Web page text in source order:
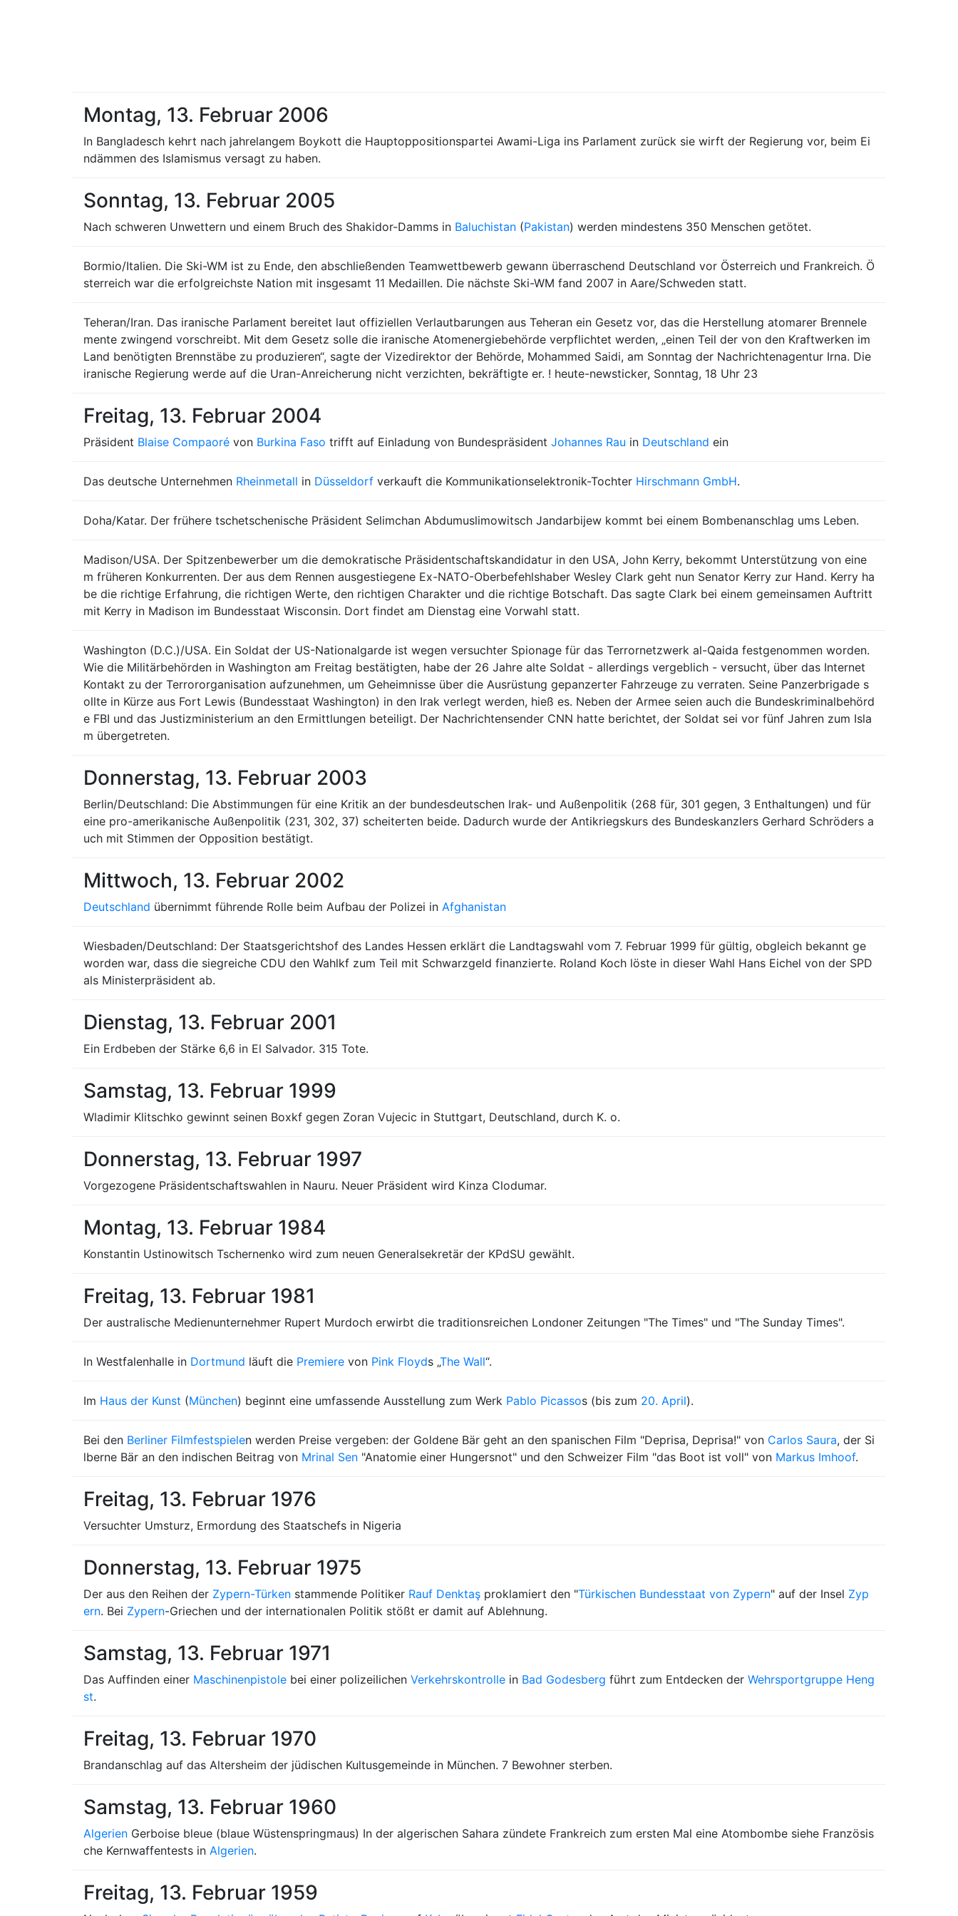
Montag, 13. Februar 2006
In Bangladesch kehrt nach jahrelangem Boykott die Hauptoppositionspartei Awami-Liga ins Parlament zurück sie wirft der Regierung vor, beim Ei
ndämmen des Islamismus versagt zu haben.
Sonntag, 13. Februar 2005
Nach schweren Unwettern und einem Bruch des Shakidor-Damms in Baluchistan (Pakistan) werden mindestens 350 Menschen getötet.
Bormio/Italien. Die Ski-WM ist zu Ende, den abschließenden Teamwettbewerb gewann überraschend Deutschland vor Österreich und Frankreich. Ö
sterreich war die erfolgreichste Nation mit insgesamt 11 Medaillen. Die nächste Ski-WM fand 2007 in Aare/Schweden statt.
Teheran/Iran. Das iranische Parlament bereitet laut offiziellen Verlautbarungen aus Teheran ein Gesetz vor, das die Herstellung atomarer Brennele
mente zwingend vorschreibt. Mit dem Gesetz solle die iranische Atomenergiebehörde verpflichtet werden, „einen Teil der von den Kraftwerken im
Land benötigten Brennstäbe zu produzieren“, sagte der Vizedirektor der Behörde, Mohammed Saidi, am Sonntag der Nachrichtenagentur Irna. Die
iranische Regierung werde auf die Uran-Anreicherung nicht verzichten, bekräftigte er. ! heute-newsticker, Sonntag, 18 Uhr 23
Freitag, 13. Februar 2004
Präsident Blaise Compaoré von Burkina Faso trifft auf Einladung von Bundespräsident Johannes Rau in Deutschland ein
Das deutsche Unternehmen Rheinmetall in Düsseldorf verkauft die Kommunikationselektronik-Tochter Hirschmann GmbH.
Doha/Katar. Der frühere tschetschenische Präsident Selimchan Abdumuslimowitsch Jandarbijew kommt bei einem Bombenanschlag ums Leben.
Madison/USA. Der Spitzenbewerber um die demokratische Präsidentschaftskandidatur in den USA, John Kerry, bekommt Unterstützung von eine
m früheren Konkurrenten. Der aus dem Rennen ausgestiegene Ex-NATO-Oberbefehlshaber Wesley Clark geht nun Senator Kerry zur Hand. Kerry ha
be die richtige Erfahrung, die richtigen Werte, den richtigen Charakter und die richtige Botschaft. Das sagte Clark bei einem gemeinsamen Auftritt
mit Kerry in Madison im Bundesstaat Wisconsin. Dort findet am Dienstag eine Vorwahl statt.
Washington (D.C.)/USA. Ein Soldat der US-Nationalgarde ist wegen versuchter Spionage für das Terrornetzwerk al-Qaida festgenommen worden.
Wie die Militärbehörden in Washington am Freitag bestätigten, habe der 26 Jahre alte Soldat - allerdings vergeblich - versucht, über das Internet
Kontakt zu der Terrororganisation aufzunehmen, um Geheimnisse über die Ausrüstung gepanzerter Fahrzeuge zu verraten. Seine Panzerbrigade s
ollte in Kürze aus Fort Lewis (Bundesstaat Washington) in den Irak verlegt werden, hieß es. Neben der Armee seien auch die Bundeskriminalbehörd
e FBI und das Justizministerium an den Ermittlungen beteiligt. Der Nachrichtensender CNN hatte berichtet, der Soldat sei vor fünf Jahren zum Isla
m übergetreten.
Donnerstag, 13. Februar 2003
Berlin/Deutschland: Die Abstimmungen für eine Kritik an der bundesdeutschen Irak- und Außenpolitik (268 für, 301 gegen, 3 Enthaltungen) und für
eine pro-amerikanische Außenpolitik (231, 302, 37) scheiterten beide. Dadurch wurde der Antikriegskurs des Bundeskanzlers Gerhard Schröders a
uch mit Stimmen der Opposition bestätigt.
Mittwoch, 13. Februar 2002
Deutschland übernimmt führende Rolle beim Aufbau der Polizei in Afghanistan
Wiesbaden/Deutschland: Der Staatsgerichtshof des Landes Hessen erklärt die Landtagswahl vom 7. Februar 1999 für gültig, obgleich bekannt ge
worden war, dass die siegreiche CDU den Wahlkf zum Teil mit Schwarzgeld finanzierte. Roland Koch löste in dieser Wahl Hans Eichel von der SPD
als Ministerpräsident ab.
Dienstag, 13. Februar 2001
Ein Erdbeben der Stärke 6,6 in El Salvador. 315 Tote.
Samstag, 13. Februar 1999
Wladimir Klitschko gewinnt seinen Boxkf gegen Zoran Vujecic in Stuttgart, Deutschland, durch K. o.
Donnerstag, 13. Februar 1997
Vorgezogene Präsidentschaftswahlen in Nauru. Neuer Präsident wird Kinza Clodumar.
Montag, 13. Februar 1984
Konstantin Ustinowitsch Tschernenko wird zum neuen Generalsekretär der KPdSU gewählt.
Freitag, 13. Februar 1981
Der australische Medienunternehmer Rupert Murdoch erwirbt die traditionsreichen Londoner Zeitungen "The Times" und "The Sunday Times".
In Westfalenhalle in Dortmund läuft die Premiere von Pink Floyds „The Wall“.
Im Haus der Kunst (München) beginnt eine umfassende Ausstellung zum Werk Pablo Picassos (bis zum 20. April).
Bei den Berliner Filmfestspielen werden Preise vergeben: der Goldene Bär geht an den spanischen Film "Deprisa, Deprisa!" von Carlos Saura, der Si
lberne Bär an den indischen Beitrag von Mrinal Sen "Anatomie einer Hungersnot" und den Schweizer Film "das Boot ist voll" von Markus Imhoof.
Freitag, 13. Februar 1976
Versuchter Umsturz, Ermordung des Staatschefs in Nigeria
Donnerstag, 13. Februar 1975
Der aus den Reihen der Zypern-Türken stammende Politiker Rauf Denktaş proklamiert den "Türkischen Bundesstaat von Zypern" auf der Insel Zyp
ern. Bei Zypern-Griechen und der internationalen Politik stößt er damit auf Ablehnung.
Samstag, 13. Februar 1971
Das Auffinden einer Maschinenpistole bei einer polizeilichen Verkehrskontrolle in Bad Godesberg führt zum Entdecken der Wehrsportgruppe Heng
st.
Freitag, 13. Februar 1970
Brandanschlag auf das Altersheim der jüdischen Kultusgemeinde in München. 7 Bewohner sterben.
Samstag, 13. Februar 1960
Algerien Gerboise bleue (blaue Wüstenspringmaus) In der algerischen Sahara zündete Frankreich zum ersten Mal eine Atombombe siehe Französis
che Kernwaffentests in Algerien.
Freitag, 13. Februar 1959